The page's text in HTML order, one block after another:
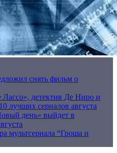
снять фильм о
детектив Де Ниро и
лучших сериалов августа
день» выйдет в
мультсериала “Гроша и